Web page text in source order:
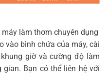
làm thơm chuyên dụng
vào bình chứa của máy, cài
giờ và cường độ làm
Bạn có thể liên hệ với